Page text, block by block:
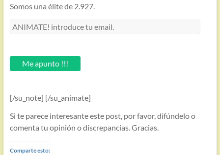
Somos una élite de 2.927.
ANIMATE!
email.Me apunto !!!
[/su_note] [/su_animate]
Si te parece interesante este post, por favor, difúndelo o
comenta tu opinión o discrepancias. Gracias.
Comparte esto: